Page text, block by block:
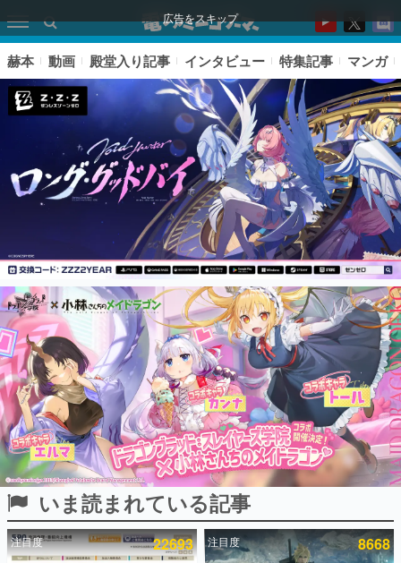
広告をスキップ
ピックアップ
電ファミのいま読まれている記事ランキング
アプリセール情報
インタビュー
連載・特集一覧
殿堂入り記事
SNS拡散数が数千以上！ ページビュー数万以上！ などな
ど。多くの人々に読まれた、電ファミ渾身の“殿堂入り”記
事をまとめました。
赫本 動画 殿堂入り記事 インタビュー 特集記事 マンガ
いま読まれている記事
注目度 22693 注目度 8668